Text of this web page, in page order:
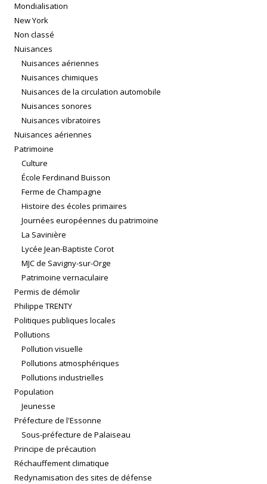
Mondialisation
New York
Non classé
Nuisances
Nuisances aériennes
Nuisances chimiques
Nuisances de la circulation automobile
Nuisances sonores
Nuisances vibratoires
Nuisances aériennes
Patrimoine
Culture
École Ferdinand Buisson
Ferme de Champagne
Histoire des écoles primaires
Journées européennes du patrimoine
La Savinière
Lycée Jean-Baptiste Corot
MJC de Savigny-sur-Orge
Patrimoine vernaculaire
Permis de démolir
Philippe TRENTY
Politiques publiques locales
Pollutions
Pollution visuelle
Pollutions atmosphériques
Pollutions industrielles
Population
Jeunesse
Préfecture de l'Essonne
Sous-préfecture de Palaiseau
Principe de précaution
Réchauffement climatique
Redynamisation des sites de défense